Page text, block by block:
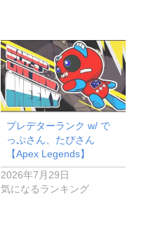
プレデターランク w/ で
っぷさん、たぴさん
【Apex Legends】
2026年7月29日
気になるランキング